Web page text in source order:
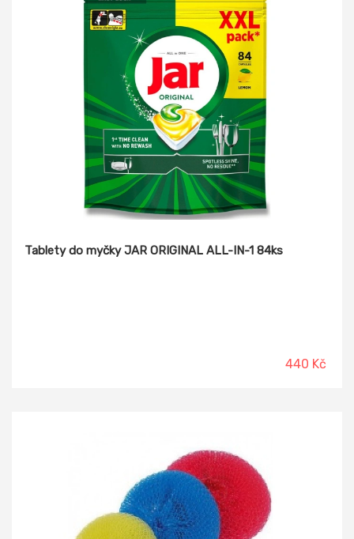
Tablety do myčky JAR ORIGINAL ALL-IN-1 84ks
440 Kč